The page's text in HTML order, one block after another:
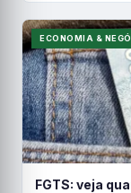
ECONOMIA &
FGTS: veja